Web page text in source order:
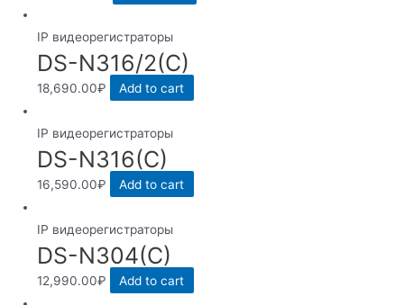
IP видеорегистраторы
DS-N316/2(C)
18,690.00₽ Add to cart
IP видеорегистраторы
DS-N316(C)
16,590.00₽ Add to cart
IP видеорегистраторы
DS-N304(C)
12,990.00₽ Add to cart